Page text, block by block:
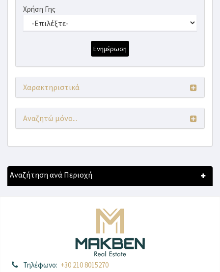
Χρήση Γης
Ενημέρωση
Χαρακτηριστικά
Αναζητώ μόνο...
Αναζήτηση ανά Περιοχή
Τηλέφωνο: +30 210 8015270